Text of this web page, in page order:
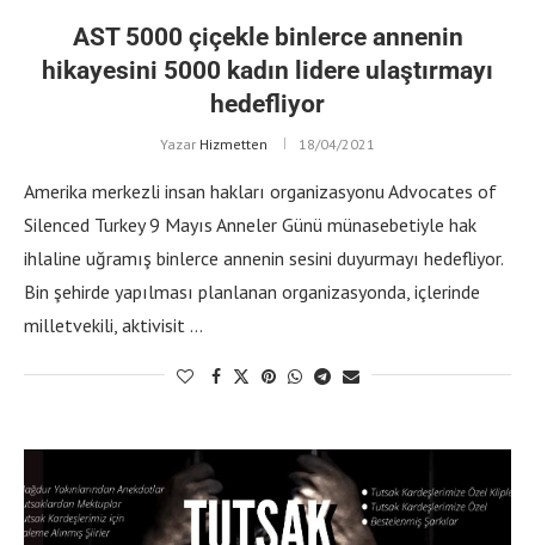
AST 5000 çiçekle binlerce annenin
hikayesini 5000 kadın lidere ulaştırmayı
hedefliyor
Yazar Hizmetten 18/04/2021
Amerika merkezli insan hakları organizasyonu Advocates of
Silenced Turkey 9 Mayıs Anneler Günü münasebetiyle hak
ihlaline uğramış binlerce annenin sesini duyurmayı hedefliyor.
Bin şehirde yapılması planlanan organizasyonda, içlerinde
milletvekili, aktivisit …